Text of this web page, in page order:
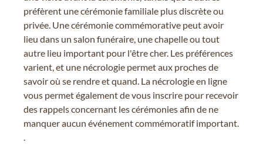
préfèrent une cérémonie familiale plus discrète ou
privée. Une cérémonie commémorative peut avoir
lieu dans un salon funéraire, une chapelle ou tout
autre lieu important pour l'être cher. Les préférences
varient, et une nécrologie permet aux proches de
savoir où se rendre et quand. La nécrologie en ligne
vous permet également de vous inscrire pour recevoir
des rappels concernant les cérémonies afin de ne
manquer aucun événement commémoratif important.